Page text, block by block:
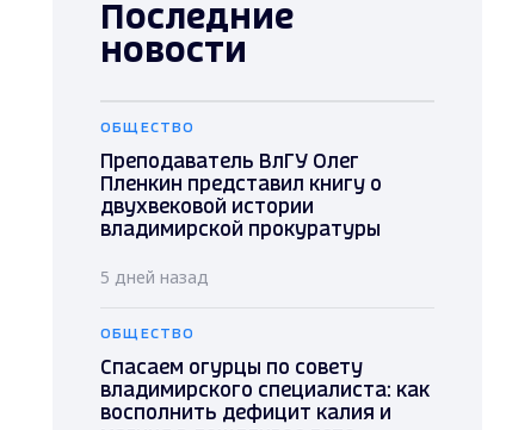
Последние
новости
ОБЩЕСТВО
Преподаватель ВлГУ Олег
Пленкин представил книгу о
двухвековой истории
владимирской прокуратуры
5 дней назад
ОБЩЕСТВО
Спасаем огурцы по совету
владимирского специалиста: как
восполнить дефицит калия и